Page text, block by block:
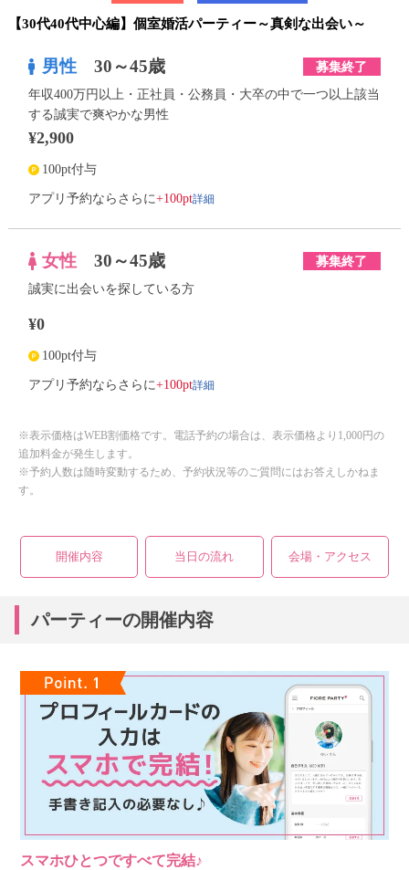
【30代40代中心編】個室婚活パーティー～真剣な出会い～
男性 30～45歳 募集終了
年収400万円以上・正社員・公務員・大卒の中で一つ以上該当
する誠実で爽やかな男性
¥2,900
100pt付与
アプリ予約ならさらに+100pt詳細
女性 30～45歳 募集終了
誠実に出会いを探している方
¥0
100pt付与
アプリ予約ならさらに+100pt詳細
※表示価格はWEB割価格です。電話予約の場合は、表示価格より1,000円の
追加料金が発生します。
※予約人数は随時変動するため、予約状況等のご質問にはお答えしかねま
す。
開催内容 当日の流れ 会場・アクセス
パーティーの開催内容
スマホひとつですべて完結♪